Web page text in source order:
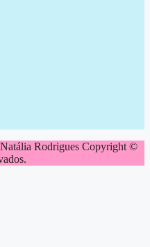
Rodrigues Copyright ©